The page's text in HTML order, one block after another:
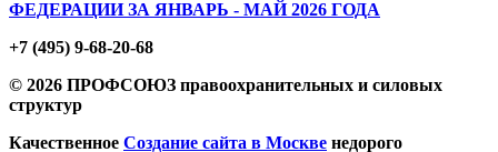
ФЕДЕРАЦИИ ЗА ЯНВАРЬ - МАЙ 2026 ГОДА
+7 (495) 9-68-20-68
© 2026 ПРОФСОЮЗ правоохранительных и силовых
структур
Качественное Создание сайта в Москве недорого